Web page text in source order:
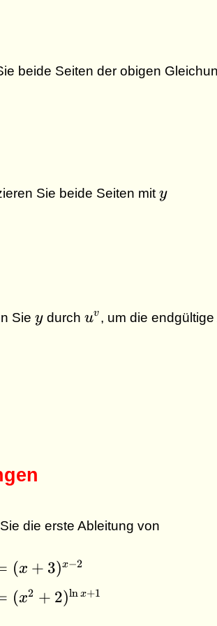
beide Seiten der obigen
Sie beide Seiten mit y
y
Sie y
ydurch u^v
uv, um die
die erste Ableitung von
(x + 3)x−2
(x2 + 2)ln x+1